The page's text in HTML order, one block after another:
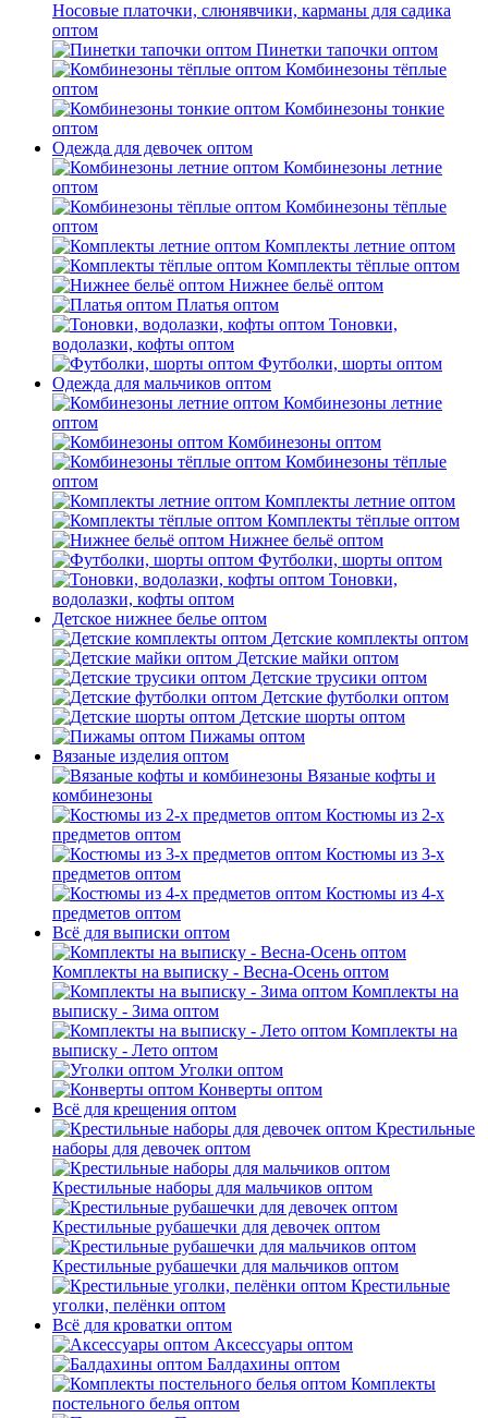
Носовые платочки, слюнявчики, карманы для садика
оптом
Пинетки тапочки оптом
Комбинезоны тёплые
оптом
Комбинезоны тонкие
оптом
Одежда для девочек оптом
Комбинезоны летние
оптом
Комбинезоны тёплые
оптом
Комплекты летние оптом
Комплекты тёплые оптом
Нижнее бельё оптом
Платья оптом
Тоновки,
водолазки, кофты оптом
Футболки, шорты оптом
Одежда для мальчиков оптом
Комбинезоны летние
оптом
Комбинезоны оптом
Комбинезоны тёплые
оптом
Комплекты летние оптом
Комплекты тёплые оптом
Нижнее бельё оптом
Футболки, шорты оптом
Тоновки,
водолазки, кофты оптом
Детское нижнее белье оптом
Детские комплекты оптом
Детские майки оптом
Детские трусики оптом
Детские футболки оптом
Детские шорты оптом
Пижамы оптом
Вязаные изделия оптом
Вязаные кофты и
комбинезоны
Костюмы из 2-х
предметов оптом
Костюмы из 3-х
предметов оптом
Костюмы из 4-х
предметов оптом
Всё для выписки оптом
Комплекты на выписку - Весна-Осень оптом
Комплекты на
выписку - Зима оптом
Комплекты на
выписку - Лето оптом
Уголки оптом
Конверты оптом
Всё для крещения оптом
Крестильные
наборы для девочек оптом
Крестильные наборы для мальчиков оптом
Крестильные рубашечки для девочек оптом
Крестильные рубашечки для мальчиков оптом
Крестильные
уголки, пелёнки оптом
Всё для кроватки оптом
Аксессуары оптом
Балдахины оптом
Комплекты
постельного белья оптом